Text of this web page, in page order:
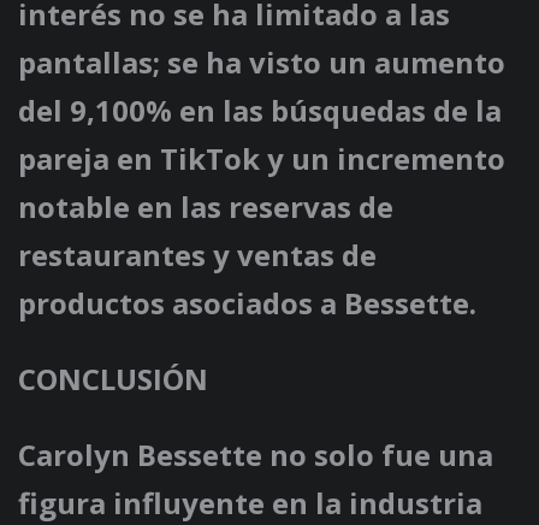
interés no se ha limitado a las
pantallas; se ha visto un aumento
del 9,100% en las búsquedas de la
pareja en TikTok y un incremento
notable en las reservas de
restaurantes y ventas de
productos asociados a Bessette.
CONCLUSIÓN
Carolyn Bessette no solo fue una
figura influyente en la industria